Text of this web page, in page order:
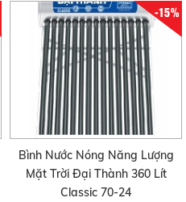
-15%
Bình Nước Nóng Năng Lượng
Mặt Trời Đại Thành 360 Lít
Classic 70-24